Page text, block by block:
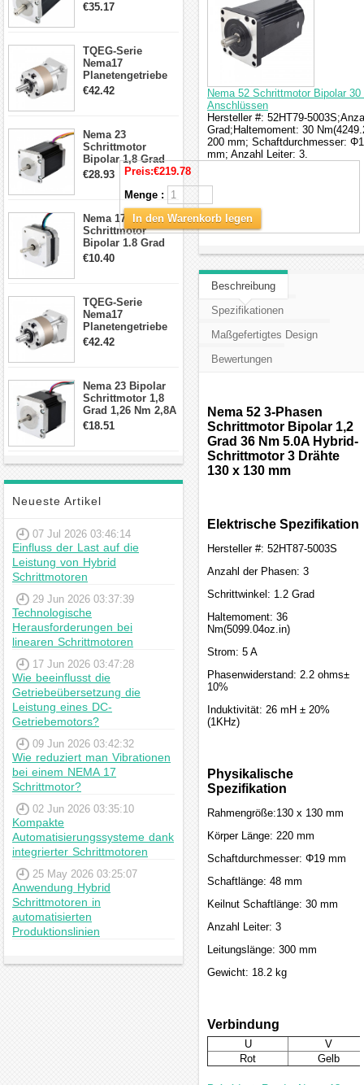
4.2A 57x57x114mm
€35.17
TQEG-Serie
Nema17
Planetengetriebe
5:1 Spiel 15Arc-
€42.42
Nema 23
Schrittmotor
Bipolar 1,8 Grad
2,83Nm 4 A 2,26V
Schrittmotor mit 8
Anschlüssen
€28.93
Nema 17
Schrittmotor
Bipolar 1.8 Grad
8.7Ncm 1A 3.5V 4
€10.40
TQEG-Serie
Nema17
Planetengetriebe
10:1 Spiel 15Arc-
€42.42
Nema 23 Bipolar
Schrittmotor 1,8
Grad 1,26 Nm 2,8A
2,5V 4 Drähte
€18.51
Neueste Artikel
07 Jul 2026 03:46:14
Einfluss der Last auf die
Leistung von Hybrid
Schrittmotoren
29 Jun 2026 03:37:39
Technologische
Herausforderungen bei
linearen Schrittmotoren
17 Jun 2026 03:47:28
Wie beeinflusst die
Getriebeübersetzung die
Leistung eines DC-
Getriebemotors?
09 Jun 2026 03:42:32
Wie reduziert man Vibrationen
bei einem NEMA 17
Schrittmotor?
02 Jun 2026 03:35:10
Kompakte
Automatisierungssysteme dank
integrierter Schrittmotoren
25 May 2026 03:25:07
Anwendung Hybrid
Schrittmotoren in
automatisierten
Produktionslinien
Nema 52 Schrittmotor Bipolar
Anschlüssen
Hersteller #: 52HT79-
Grad;Haltemoment: 30
200 mm; Schaftdurchmesser:
mm; Anzahl Leiter: 3.
Preis:€219.78
Menge :
In den Warenkorb legen
Beschreibung
Spezifikationen
Maßgefertigtes Design
Bewertungen
Nema 52 3-Phasen
Schrittmotor Bipolar 1,2
Grad 36 Nm 5.0A Hybrid-
Schrittmotor 3 Drähte
130 x 130 mm
Elektrische Spezifikation
Hersteller #: 52HT87-5003S
Anzahl der Phasen: 3
Schrittwinkel: 1.2 Grad
Haltemoment: 36
Nm(5099.04oz.in)
Strom: 5 A
Phasenwiderstand: 2.2 ohms±
10%
Induktivität: 26 mH ± 20%
(1KHz)
Physikalische
Spezifikation
Rahmengröße:130 x 130 mm
Körper Länge: 220 mm
Schaftdurchmesser: Φ19 mm
Schaftlänge: 48 mm
Keilnut Schaftlänge: 30 mm
Anzahl Leiter: 3
Leitungslänge: 300 mm
Gewicht: 18.2 kg
Verbindung
U
V
Rot
Gelb